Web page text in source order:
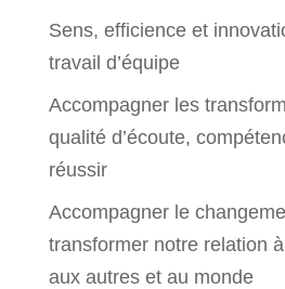
Sens, efficience et
travail d’équipe
Accompagner les
qualité d’écoute,
réussir
Accompagner le
transformer notre relation
aux autres et au monde